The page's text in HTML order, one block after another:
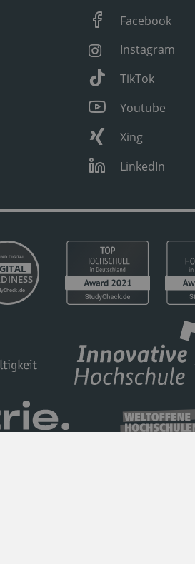
Facebook
Instagram
TikTok
Youtube
Xing
LinkedIn